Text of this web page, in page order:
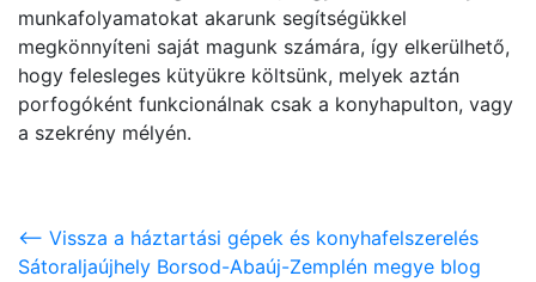
munkafolyamatokat akarunk segítségükkel
megkönnyíteni saját magunk számára, így elkerülhető,
hogy felesleges kütyükre költsünk, melyek aztán
porfogóként funkcionálnak csak a konyhapulton, vagy
a szekrény mélyén.
<-- Vissza a háztartási gépek és konyhafelszerelés
Sátoraljaújhely Borsod-Abaúj-Zemplén megye blog